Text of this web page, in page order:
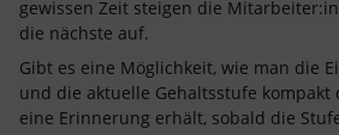
gewissen Zeit steigen die
die nächste auf.
Gibt es eine Möglichkeit, wie man die
und die aktuelle Gehaltsstufe
eine Erinnerung erhält, sobald die